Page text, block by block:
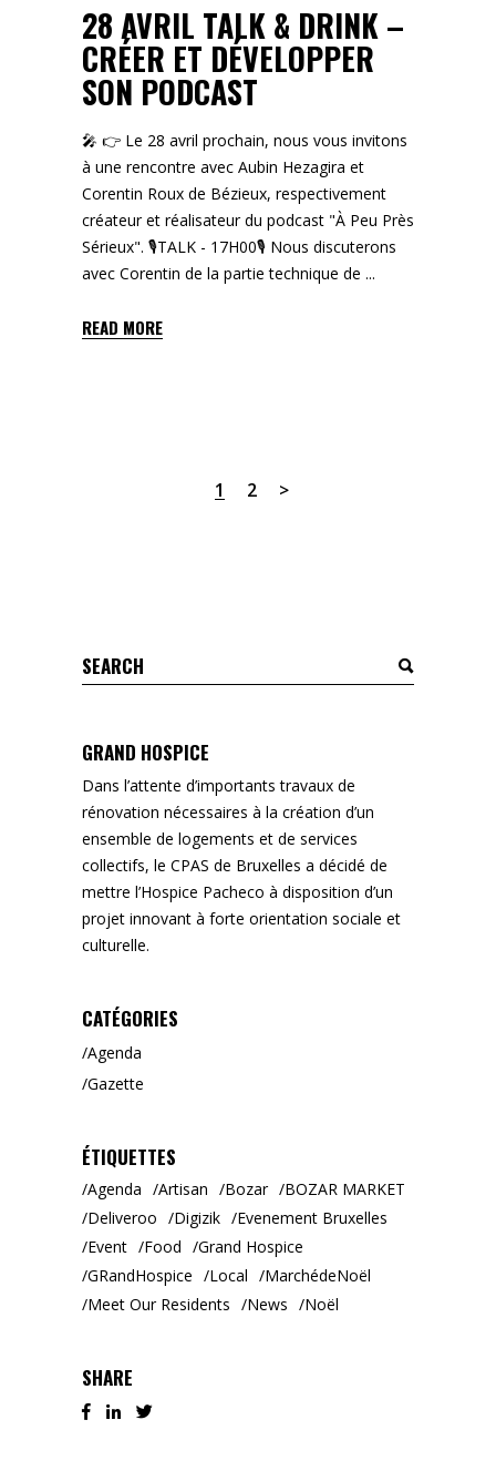
28 AVRIL TALK & DRINK –
CRÉER ET DÉVELOPPER
SON PODCAST
🎤 👉 Le 28 avril prochain, nous vous invitons
à une rencontre avec Aubin Hezagira et
Corentin Roux de Bézieux, respectivement
créateur et réalisateur du podcast "À Peu Près
Sérieux". 🎙TALK - 17H00🎙 Nous discuterons
avec Corentin de la partie technique de
READ MORE
1 2
Search
for:
GRAND HOSPICE
Dans l’attente d’importants travaux de
rénovation nécessaires à la création d’un
ensemble de logements et de services
collectifs, le CPAS de Bruxelles a décidé de
mettre l’Hospice Pacheco à disposition d’un
projet innovant à forte orientation sociale et
culturelle.
CATÉGORIES
Agenda
Gazette
ÉTIQUETTES
Agenda Artisan Bozar
BOZAR MARKET
Deliveroo
Digizik
Evenement Bruxelles
Event
Food
Grand Hospice
GRandHospice
Local
MarchédeNoël
Meet Our Residents
News Noël
SHARE